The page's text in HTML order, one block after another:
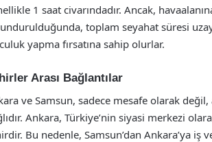
1 saat civarındadır. Ancak,
toplam seyahat süresi
yapma fırsatına sahip olurlar.
Arası Bağlantılar
ve Samsun, sadece mesafe olarak
Ankara, Türkiye’nin siyasi merkezi
Bu nedenle, Samsun’dan Ankara’ya iş